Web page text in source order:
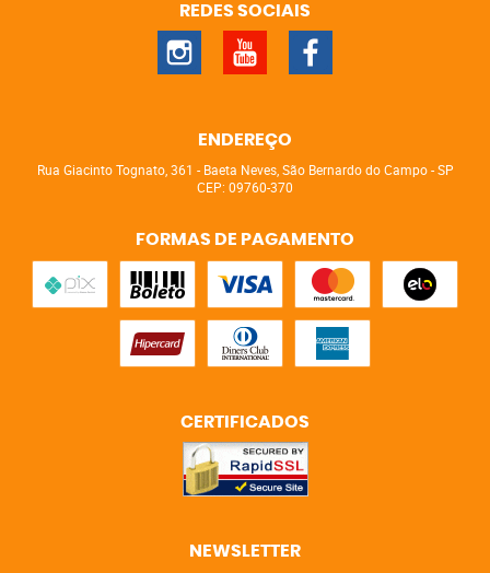
REDES SOCIAIS
ENDEREÇO
Rua Giacinto Tognato, 361 - Baeta Neves, São Bernardo do Campo-SP
CEP: 09760-370
FORMAS DE PAGAMENTO
CERTIFICADOS
NEWSLETTER